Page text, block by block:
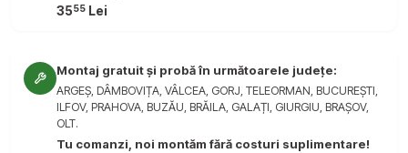
3555 Lei
Montaj gratuit și probă în următoarele județe:
ARGEȘ, DÂMBOVIȚA, VÂLCEA, GORJ, TELEORMAN, BUCUREȘTI,
ILFOV, PRAHOVA, BUZĂU, BRĂILA, GALAȚI, GIURGIU, BRAȘOV,
OLT.
Tu comanzi, noi montăm fără costuri suplimentare!